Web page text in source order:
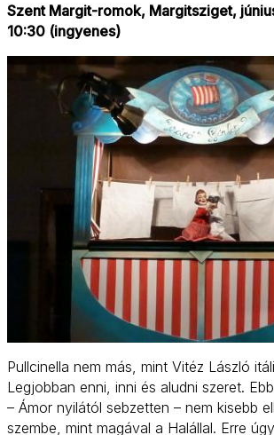
Szent Margit-romok, Margitsziget,
10:30 (ingyenes)
Pullcinella nem más, mint Vitéz László
Legjobban enni, inni és aludni szeret.
– Ámor nyilától sebzetten – nem kisebb
szembe, mint magával a Halállal. Erre